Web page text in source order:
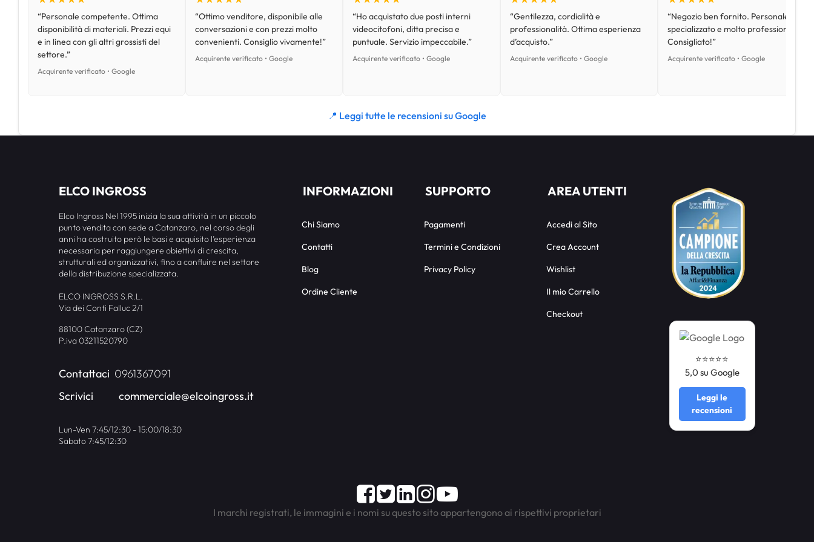
“Personale competente. Ottima
disponibilità di materiali. Prezzi equi
e in linea con gli altri grossisti del
settore.”
Acquirente verificato • Google
“Ottimo venditore, disponibile alle
conversazioni e con prezzi molto
convenienti. Consiglio vivamente!”
Acquirente verificato • Google
“Ho acquistato due posti interni
videocitofoni, ditta precisa e
puntuale. Servizio impeccabile.”
Acquirente verificato • Google
“Gentilezza, cordialità e
professionalità. Ottima esperienza
d’acquisto.”
Acquirente verificato • Google
“Negozio ben fornito. Personale
specializzato e molto professionale.
Consigliato!”
Acquirente verificato • Google
📍 Leggi tutte le recensioni su Google
ELCO INGROSS
Elco Ingross Nel 1995 inizia la sua attività in un piccolo
punto vendita con sede a Catanzaro, nel corso degli
anni ha costruito però le basi e acquisito l’esperienza
necessaria per raggiungere obiettivi di crescita,
strutturali ed organizzativi, fino a confluire nel settore
della distribuzione specializzata.
ELCO INGROSS S.R.L.
Via dei Conti Falluc 2/1
88100 Catanzaro (CZ)
P.iva 03211520790
Contattaci 0961367091
Scrivici
commerciale@elcoingross.it
Lun-Ven 7:45/12:30 - 15:00/18:30
Sabato 7:45/12:30
INFORMAZIONI
Chi Siamo
Contatti
Blog
Ordine Cliente
SUPPORTO
Pagamenti
Termini e Condizioni
Privacy Policy
AREA UTENTI
Accedi al Sito
Crea Account
Wishlist
Il mio Carrello
Checkout
⭐️⭐️⭐️⭐️⭐️
5,0 su Google
Leggi le
recensioni
Facebook
TwitterLinkedInInstagram
Youtube
I marchi registrati, le immagini e i nomi su questo sito appartengono ai rispettivi proprietari